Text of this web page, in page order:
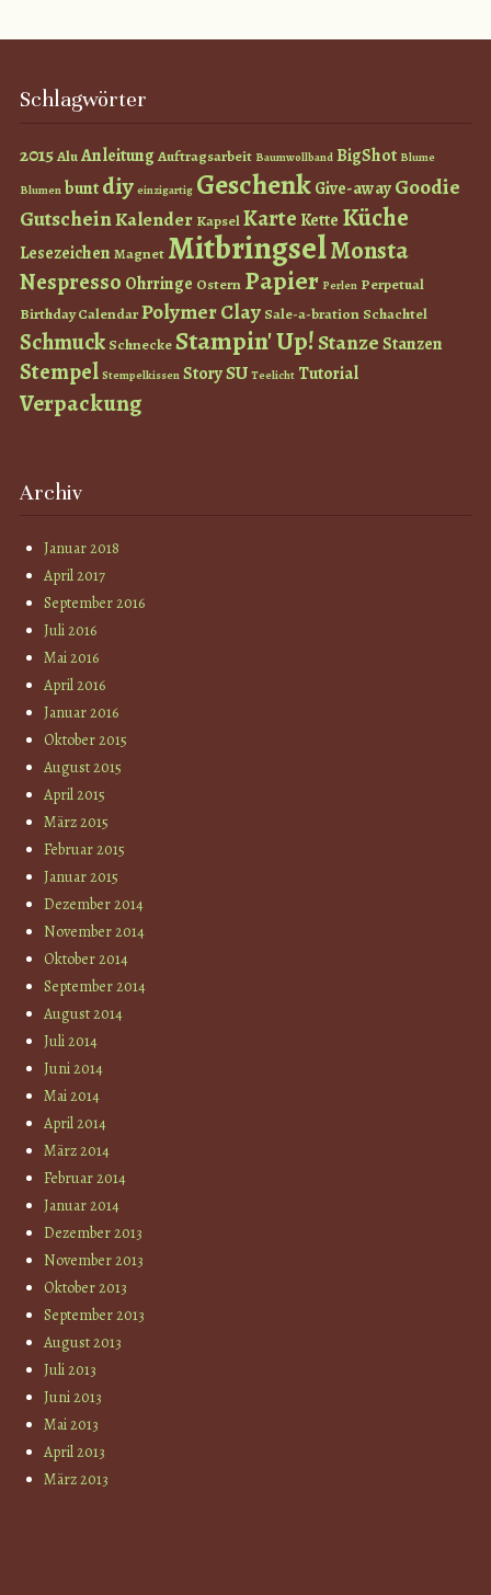
Schlagwörter
2015AluAnleitungAuftragsarbeit Baumwollband BigShot Blume
Blumen buntdiy einzigartig GeschenkGive-awayGoodie
GutscheinKalender KapselKarteKette Küche
Lesezeichen Magnet MitbringselMonsta
Nespresso Ohrringe Ostern Papier Perlen Perpetual
Birthday CalendarPolymer Clay Sale-a-bration Schachtel
Schmuck SchneckeStampin' Up!StanzeStanzen
Stempel Stempelkissen StorySU Teelicht Tutorial
Verpackung
Archiv
Januar 2018
April 2017
September 2016
Juli 2016
Mai 2016
April 2016
Januar 2016
Oktober 2015
August 2015
April 2015
März 2015
Februar 2015
Januar 2015
Dezember 2014
November 2014
Oktober 2014
September 2014
August 2014
Juli 2014
Juni 2014
Mai 2014
April 2014
März 2014
Februar 2014
Januar 2014
Dezember 2013
November 2013
Oktober 2013
September 2013
August 2013
Juli 2013
Juni 2013
Mai 2013
April 2013
März 2013